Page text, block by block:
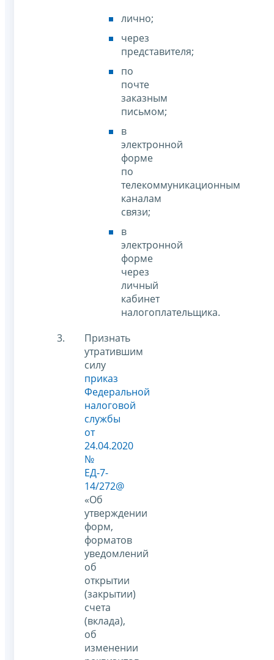
лично;
через
представителя;
по
почте
заказным
письмом;
в
электронной
форме
по
телекоммуникационным
каналам
связи;
в
электронной
форме
через
личный
кабинет
налогоплательщика.
Признать
утратившим
силу
приказ
Федеральной
налоговой
службы
от
24.04.2020
№
ЕД-7-
14/272@
«Об
утверждении
форм,
форматов
уведомлений
об
открытии
(закрытии)
счета
(вклада),
об
изменении